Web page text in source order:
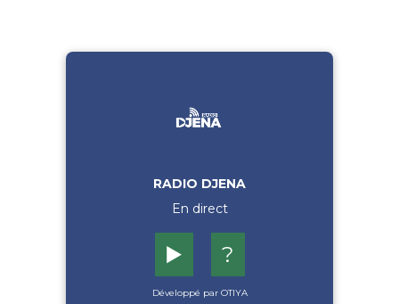
RADIO DJENA
En direct
▶️ ?
Développé par OTIYA